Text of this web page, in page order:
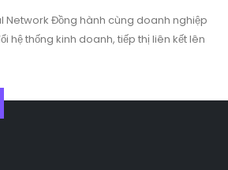
Network Đồng hành cùng doanh nghiệp
hệ thống kinh doanh, tiếp thị liên kết lên